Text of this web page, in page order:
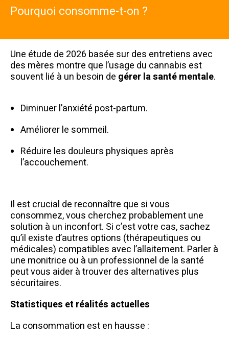
Pourquoi consomme-t-on ?
Une étude de 2026 basée sur des entretiens avec
des mères montre que l’usage du cannabis est
souvent lié à un besoin de gérer la santé mentale.
Diminuer l’anxiété post-partum.
Améliorer le sommeil.
Réduire les douleurs physiques après
l’accouchement.
Il est crucial de reconnaître que si vous
consommez, vous cherchez probablement une
solution à un inconfort. Si c’est votre cas, sachez
qu’il existe d’autres options (thérapeutiques ou
médicales) compatibles avec l’allaitement. Parler à
une monitrice ou à un professionnel de la santé
peut vous aider à trouver des alternatives plus
sécuritaires.
Statistiques et réalités actuelles
La consommation est en hausse :